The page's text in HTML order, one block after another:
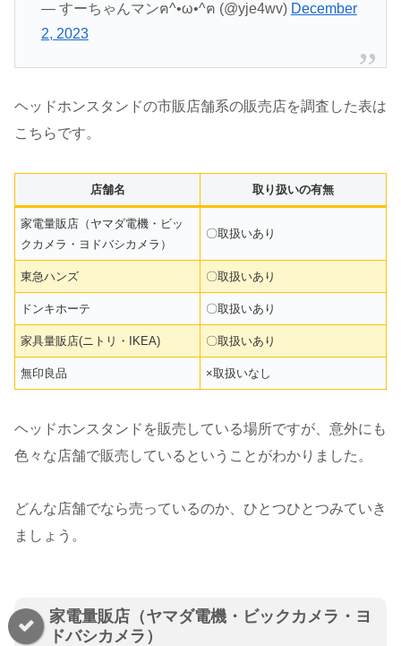
— すーちゃんマンฅ^•ω•^ฅ (@yje4wv) December
2, 2023
ヘッドホンスタンドの市販店舗系の販売店を調査した表は
こちらです。
店舗名 取り扱いの有無
家電量販店（ヤマダ電機・ビッ
クカメラ・ヨドバシカメラ）
〇取扱いあり
東急ハンズ 〇取扱いあり
ドンキホーテ 〇取扱いあり
家具量販店(ニトリ・IKEA) 〇取扱いあり
無印良品 ×取扱いなし
ヘッドホンスタンドを販売している場所ですが、意外にも
色々な店舗で販売しているということがわかりました。
どんな店舗でなら売っているのか、ひとつひとつみていき
ましょう。
家電量販店（ヤマダ電機・ビックカメラ・ヨ
ドバシカメラ）